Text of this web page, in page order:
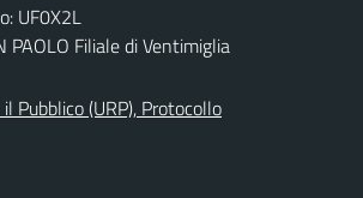
UF0X2L
PAOLO Filiale di Ventimiglia
Pubblico (URP), Protocollo